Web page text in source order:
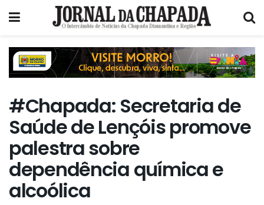
#Chapada: Secretaria de
Saúde de Lençóis promove
palestra sobre
dependência química e
alcoólica